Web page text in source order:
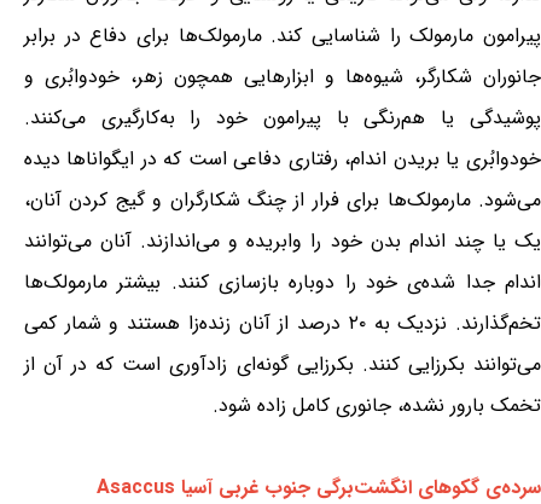
پیرامون مارمولک را شناسایی کند. مارمولک‌ها برای دفاع در برابر
جانوران شکارگر، شیوه‌ها و ابزارهایی همچون زهر، خودوابُری و
پوشیدگی یا هم‌رنگی با پیرامون خود را به‌کارگیری می‌کنند.
خودوابُری یا بریدن اندام، رفتاری دفاعی است که در ایگواناها دیده
می‌شود. مارمولک‌ها برای فرار از چنگ شکارگران و گیج کردن آنان،
یک یا چند اندام بدن خود را وابریده و می‌اندازند. آنان می‌توانند
اندام جدا شده‌ی خود را دوباره بازسازی کنند. بیشتر مارمولک‌ها
تخم‌گذارند. نزدیک به ۲۰ درصد از آنان زنده‌زا هستند و شمار کمی
می‌توانند بکرزایی کنند. بکرزایی گونه‌ای زادآوری است که در آن از
تخمک بارور نشده، جانوری کامل زاده شود.
سرده‌ی گکوهای انگشت‌برگی جنوب غربی آسیا Asaccus